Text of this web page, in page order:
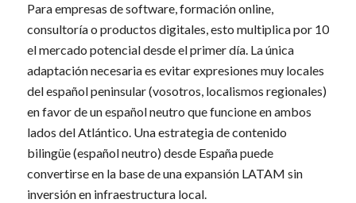
Para empresas de software, formación online,
consultoría o productos digitales, esto multiplica por 10
el mercado potencial desde el primer día. La única
adaptación necesaria es evitar expresiones muy locales
del español peninsular (vosotros, localismos regionales)
en favor de un español neutro que funcione en ambos
lados del Atlántico. Una estrategia de contenido
bilingüe (español neutro) desde España puede
convertirse en la base de una expansión LATAM sin
inversión en infraestructura local.